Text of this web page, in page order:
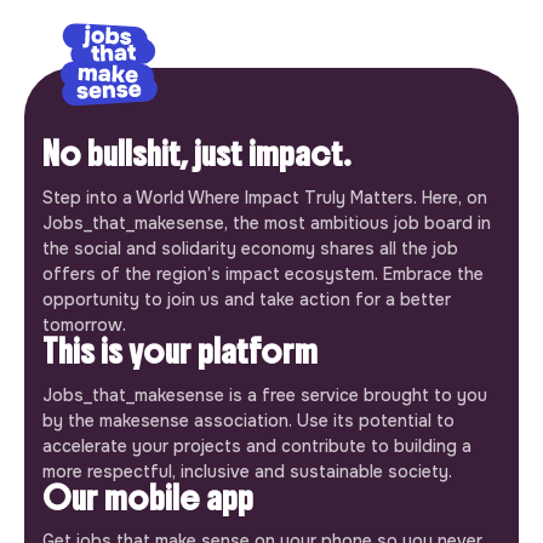
No bullshit, just impact.
Step into a World Where Impact Truly Matters. Here, on
Jobs_that_makesense, the most ambitious job board in
the social and solidarity economy shares all the job
offers of the region’s impact ecosystem. Embrace the
opportunity to join us and take action for a better
tomorrow.
This is your platform
Jobs_that_makesense is a free service brought to you
by the makesense association. Use its potential to
accelerate your projects and contribute to building a
more respectful, inclusive and sustainable society.
Our mobile app